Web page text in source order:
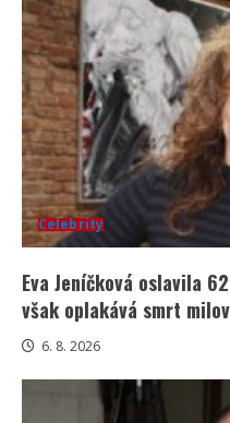
Celebrity
Eva Jeníčková oslavila
však oplakává smrt
6. 8. 2026